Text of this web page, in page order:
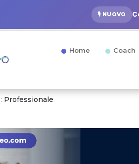
🎙️ NUOVO
Home Coach
Professionale